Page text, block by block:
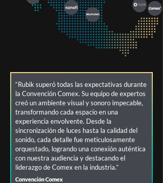
“Rubik superó todas las expectativas durante
la Convención Comex. Su equipo de expertos
creó un ambiente visual y sonoro impecable,
transformando cada espacio en una
experiencia envolvente. Desde la
sincronización de luces hasta la calidad del
sonido, cada detalle fue meticulosamente
orquestado, logrando una conexión auténtica
con nuestra audiencia y destacando el
liderazgo de Comex en la industria.”
Convención Comex